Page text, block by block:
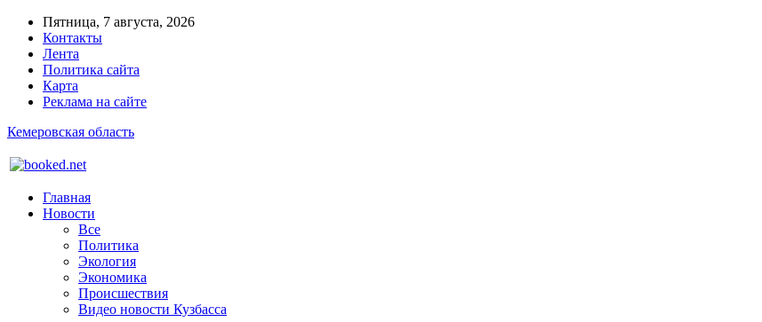
Пятница, 7 августа, 2026
Контакты
Лента
Политика сайта
Карта
Реклама на сайте
Кемеровская область
Главная
Новости
Все
Политика
Экология
Экономика
Происшествия
Видео новости Кузбасса